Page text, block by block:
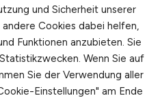
und Sicherheit unserer
Cookies dabei helfen,
Funktionen anzubieten. Sie
Wenn Sie auf
Sie der Verwendung aller
Einstellungen" am Ende